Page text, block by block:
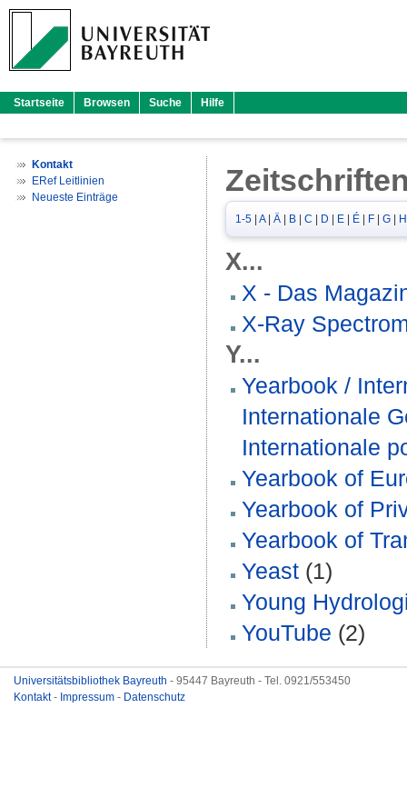
Startseite Browsen Suche Hilfe
Kontakt
ERef Leitlinien
Neueste Einträge
1-5 A| Ä B C D E É F G H
X...
X - Das
X-Ray
Y...
Yearbook /
Internationale
Internationale
Yearbook of
Yearbook of
Yearbook of
Yeast (1)
Young
YouTube (2)
Universitätsbibliothek Bayreuth - 95447 Bayreuth - Tel. 0921/553450
Kontakt- Impressum - Datenschutz